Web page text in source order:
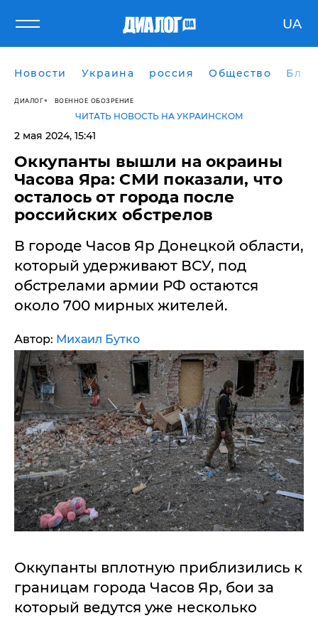
UA
Новости Украина россия Общество
ДИАЛОГ ВОЕННОЕ ОБОЗРЕНИЕ
ЧИТАТЬ НОВОСТЬ НА УКРАИНСКОМ
2 мая 2024, 15:41
Оккупанты вышли на окраины
Часова Яра: СМИ показали, что
осталось от города после
российских обстрелов
В городе Часов Яр Донецкой области,
который удерживают ВСУ, под
обстрелами армии РФ остаются
около 700 мирных жителей.
Автор: Михаил Бутко
Оккупанты вплотную приблизились к
границам города Часов Яр, бои за
который ведутся уже несколько